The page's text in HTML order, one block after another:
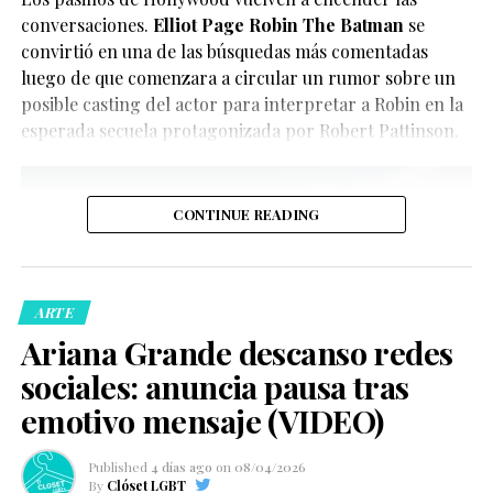
Ver esta publicación en Instagram
del momento.
Ver esta publicación en Instagram
acudieron al domicilio tras recibir llamadas de personas
preocupadas por el bienestar del creador de contenido.
Posteriormente, las autoridades confirmaron que la
persona fue trasladada de manera segura a un hospital
local para recibir atención médica.
conversaciones. Elliot Page Robin The Batman se
convirtió en una de las búsquedas más comentadas
luego de que comenzara a circular un rumor sobre un
posible casting del actor para interpretar a Robin en la
esperada secuela protagonizada por Robert Pattinson.
CONTINUE READING
ARTE
Ariana Grande descanso redes
sociales: anuncia pausa tras
emotivo mensaje (VIDEO)
Published 4 días ago on 08/04/2026
By Clóset LGBT